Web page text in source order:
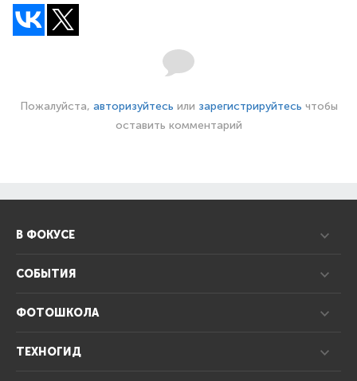
Пожалуйста, авторизуйтесь или зарегистрируйтесь чтобы
оставить комментарий
В ФОКУСЕ
СОБЫТИЯ
ФОТОШКОЛА
ТЕХНОГИД